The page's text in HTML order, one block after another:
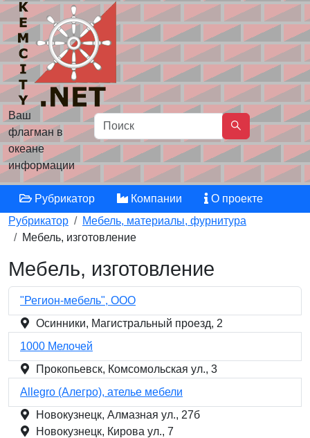
Ваш
флагман в
океане
информации
Рубрикатор Компании
О проекте
Рубрикатор
Мебель, материалы, фурнитура
Мебель, изготовление
Мебель, изготовление
"Регион-мебель", ООО
Осинники, Магистральный проезд, 2
1000 Мелочей
Прокопьевск, Комсомольская ул., 3
Allegro (Алегро), ателье мебели
Новокузнецк, Алмазная ул., 27б
Новокузнецк, Кирова ул., 7